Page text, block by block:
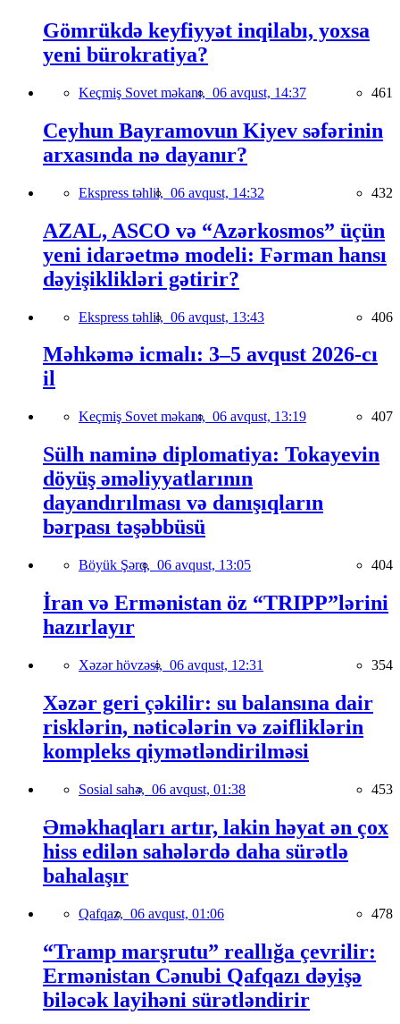
Gömrükdə keyfiyyət inqilabı, yoxsa
yeni bürokratiya?
Keçmiş Sovet məkanı, 06 avqust, 14:37 461
Ceyhun Bayramovun Kiyev səfərinin
arxasında nə dayanır?
Ekspress təhlil, 06 avqust, 14:32 432
AZAL, ASCO və “Azərkosmos” üçün
yeni idarəetmə modeli: Fərman hansı
dəyişiklikləri gətirir?
Ekspress təhlil, 06 avqust, 13:43 406
Məhkəmə icmalı: 3–5 avqust 2026-cı
il
Keçmiş Sovet məkanı, 06 avqust, 13:19 407
Sülh naminə diplomatiya: Tokayevin
döyüş əməliyyatlarının
dayandırılması və danışıqların
bərpası təşəbbüsü
Böyük Şərq, 06 avqust, 13:05 404
İran və Ermənistan öz “TRIPP”lərini
hazırlayır
Xəzər hövzəsi, 06 avqust, 12:31 354
Xəzər geri çəkilir: su balansına dair
risklərin, nəticələrin və zəifliklərin
kompleks qiymətləndirilməsi
Sosial sahə, 06 avqust, 01:38 453
Əməkhaqları artır, lakin həyat ən çox
hiss edilən sahələrdə daha sürətlə
bahalaşır
Qafqaz, 06 avqust, 01:06 478
“Tramp marşrutu” reallığa çevrilir:
Ermənistan Cənubi Qafqazı dəyişə
biləcək layihəni sürətləndirir